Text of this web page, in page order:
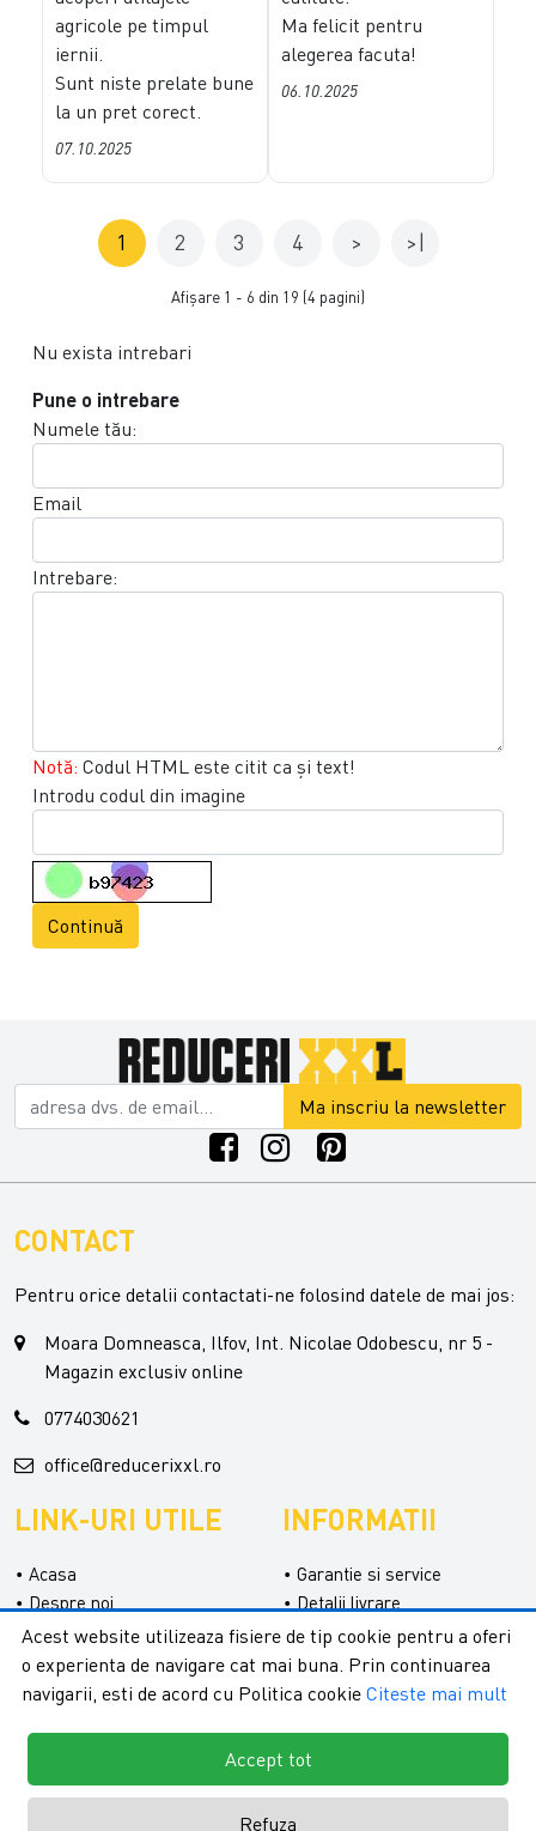
agricole pe timpul
iernii.
Sunt niste prelate bune
la un pret corect.
07.10.2025
Ma felicit pentru
alegerea facuta!
06.10.2025
1 2 3 4 > >|
Afişare 1 - 6 din 19 (4 pagini)
Nu exista intrebari
Pune o intrebare
Numele tău:
Email
Intrebare:
Notă: Codul HTML este citit ca şi text!
Introdu codul din imagine
Continuă
Ma inscriu la newsletter
CONTACT
Pentru orice detalii contactati-ne folosind datele de mai jos:
Moara Domneasca, Ilfov, Int. Nicolae Odobescu, nr 5 -
Magazin exclusiv online
0774030621
office@reducerixxl.ro
LINK-URI UTILE
Acasa
Despre noi
Categorii
Contact
Formular retur
INFORMATII
Garantie si service
Detalii livrare
Confidentialitate
Termeni si conditii
Acest website utilizeaza fisiere de tip cookie pentru a oferi
o experienta de navigare cat mai buna. Prin continuarea
navigarii, esti de acord cu Politica cookie Citeste mai mult
Accept tot
Refuza